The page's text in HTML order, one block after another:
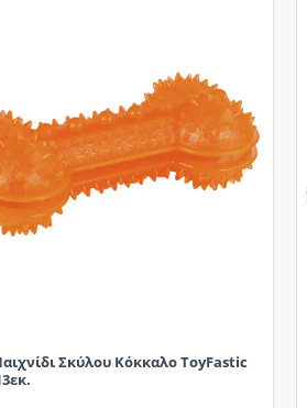
Σκύλου Κόκκαλο ToyFastic